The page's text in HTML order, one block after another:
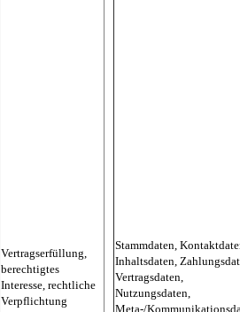
Vertragserfüllung,
berechtigtes
Interesse, rechtliche
Verpflichtung
Stammdaten,
Inhaltsdaten,
Vertragsdaten,
Nutzungsdaten,
Meta-/